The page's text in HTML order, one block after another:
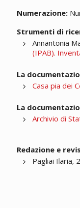
Numerazione:
Strumenti di
Annantonia
(IPAB).
La
Casa pia dei
La
Archivio di
Redazione e
Pagliai Ilaria,